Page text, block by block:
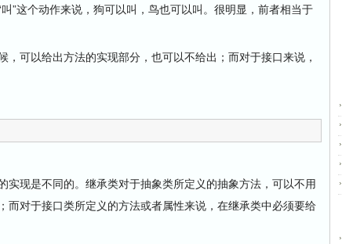
”这个动作来说，狗可以叫，鸟也可以叫。很明显，前者相当于
可以给出方法的实现部分，也可以不给出；而对于接口来说，
现是不同的。继承类对于抽象类所定义的抽象方法，可以不用
而对于接口类所定义的方法或者属性来说，在继承类中必须要给